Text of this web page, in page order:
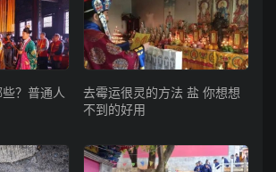
？普通人
去霉运很灵的方法 盐 你想想
不到的好用